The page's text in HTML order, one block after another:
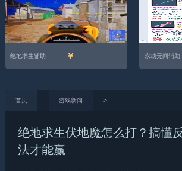
绝地求生辅助 ￥ 永劫无间辅助
首页 >
游戏新闻
绝地求生伏地魔怎么打？搞懂
法才能赢